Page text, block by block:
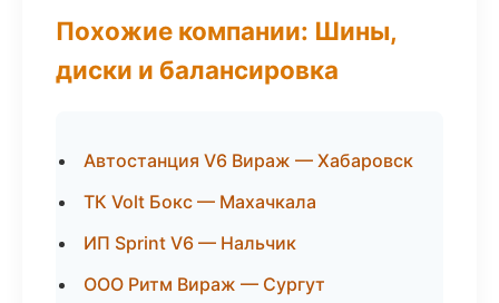
Похожие компании: Шины,
диски и балансировка
Автостанция V6 Вираж — Хабаровск
ТК Volt Бокс — Махачкала
ИП Sprint V6 — Нальчик
ООО Ритм Вираж — Сургут